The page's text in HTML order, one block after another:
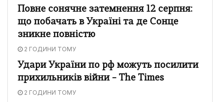
Повне сонячне затемнення 12 серпня:
що побачать в Україні та де Сонце
зникне повністю
2 ГОДИНИ ТОМУ
Удари України по рф можуть посилити
прихильників війни – The Times
2 ГОДИНИ ТОМУ